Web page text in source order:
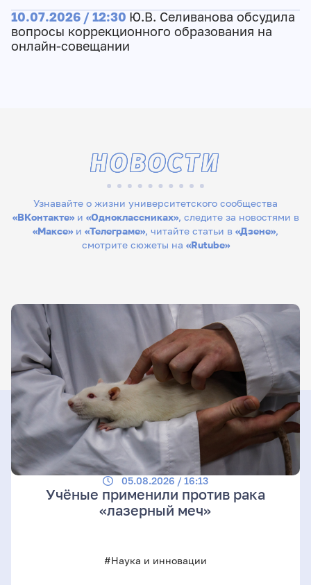
10.07.2026 / 12:30 Ю.В. Селиванова обсудила
вопросы коррекционного образования на
онлайн-совещании
Узнавайте о жизни университетского сообщества
«ВКонтакте»и «Одноклассниках», следите за новостями в
«Максе» и «Телеграме», читайте статьи в «Дзене»,
смотрите сюжеты на «Rutube»
НОВОСТИ
05.08.2026 / 16:13
Учёные применили против рака
«лазерный меч»
#Наука и инновации